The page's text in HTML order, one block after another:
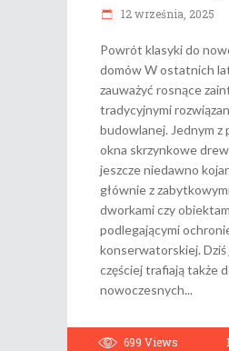
12 września, 2025
Powrót klasyki do
domów W ostatnich
zauważyć rosnące
tradycyjnymi
budowlanej. Jednym z
okna skrzynkowe
jeszcze niedawno
głównie z
dworkami czy
podlegającymi
konserwatorskiej. Dziś
częściej trafiają także
nowoczesnych
699 Views